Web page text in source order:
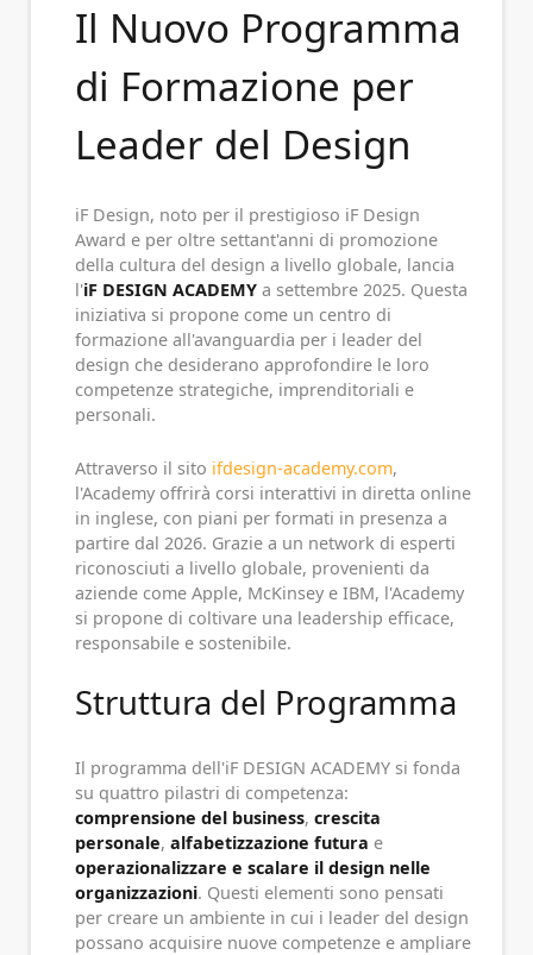
Il Nuovo Programma
di Formazione per
Leader del Design
iF Design, noto per il prestigioso iF Design
Award e per oltre settant'anni di promozione
della cultura del design a livello globale, lancia
l'iF DESIGN ACADEMY a settembre 2025. Questa
iniziativa si propone come un centro di
formazione all'avanguardia per i leader del
design che desiderano approfondire le loro
competenze strategiche, imprenditoriali e
personali.
Attraverso il sito ifdesign-academy.com,
l'Academy offrirà corsi interattivi in diretta online
in inglese, con piani per formati in presenza a
partire dal 2026. Grazie a un network di esperti
riconosciuti a livello globale, provenienti da
aziende come Apple, McKinsey e IBM, l'Academy
si propone di coltivare una leadership efficace,
responsabile e sostenibile.
Struttura del Programma
Il programma dell'iF DESIGN ACADEMY si fonda
su quattro pilastri di competenza:
comprensione del business, crescita
personale, alfabetizzazione futura e
operazionalizzare e scalare il design nelle
organizzazioni. Questi elementi sono pensati
per creare un ambiente in cui i leader del design
possano acquisire nuove competenze e ampliare